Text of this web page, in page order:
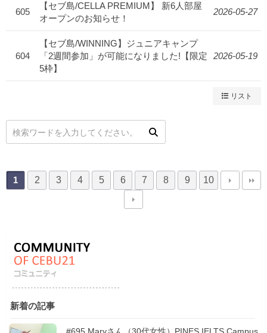
605
【セブ島/CELLA PREMIUM】 新6人部屋
オープンのお知らせ！
2026-05-27
604
【セブ島/WINNING】ジュニアキャンプ
「2週間参加」が可能になりました!【限定
5枠】
2026-05-19
リスト
1 2 3 4 5 6 7 8 9 10
新着の記事